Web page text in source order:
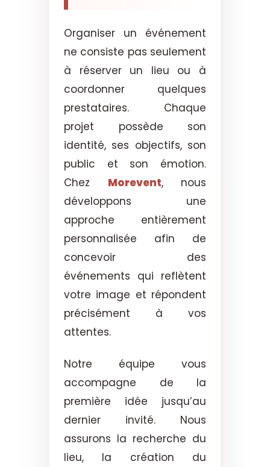
Organiser un événement
ne consiste pas seulement
à réserver un lieu ou à
coordonner quelques
prestataires. Chaque
projet possède son
identité, ses objectifs, son
public et son émotion.
Chez Morevent, nous
développons une
approche entièrement
personnalisée afin de
concevoir des
événements qui reflètent
votre image et répondent
précisément à vos
attentes.
Notre équipe vous
accompagne de la
première idée jusqu’au
dernier invité. Nous
assurons la recherche du
lieu, la création du